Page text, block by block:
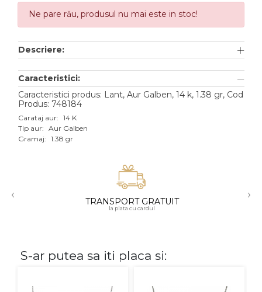
Accesorii
TIP METAL
Aur galben
Aur alb
Aur roz
Aur mixt
18K
Cu pietre
Ne pare rău, produsul nu mai este in stoc!
Descriere:
Caracteristici:
Caracteristici produs: Lant, Aur Galben, 14 k, 1.38 gr, Cod
Produs: 748184
Carataj aur: 14 K
Tip aur: Aur Galben
Gramaj: 1.38 gr
‹ TRANSPORT GRATUIT
la plata cu cardul
›
S-ar putea sa iti placa si: